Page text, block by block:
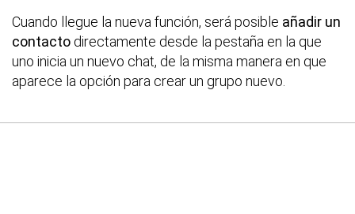
Cuando llegue la nueva función, será posible añadir un
contacto directamente desde la pestaña en la que
uno inicia un nuevo chat, de la misma manera en que
aparece la opción para crear un grupo nuevo.